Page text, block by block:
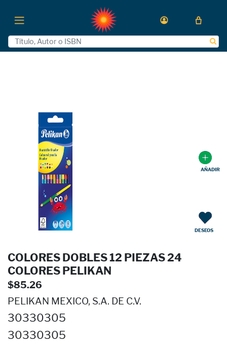
COLORES DOBLES 12 PIEZAS 24
COLORES PELIKAN
$85.26
PELIKAN MEXICO, S.A. DE C.V.
30330305
30330305
AÑADIR
DESEOS